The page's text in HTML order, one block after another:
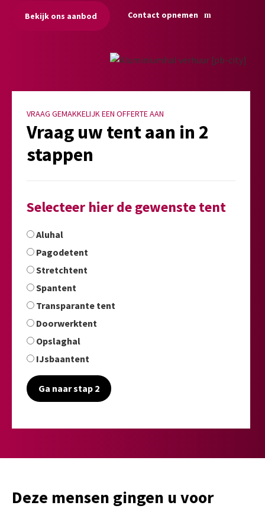
Bekijk ons aanbod Contact opnemen
VRAAG GEMAKKELIJK EEN OFFERTE AAN
Vraag uw tent aan in 2
stappen
Selecteer hier de gewenste tent
Aluhal
Pagodetent
Stretchtent
Spantent
Transparante tent
Doorwerktent
Opslaghal
IJsbaantent
Ga naar stap 2
Deze mensen gingen u voor